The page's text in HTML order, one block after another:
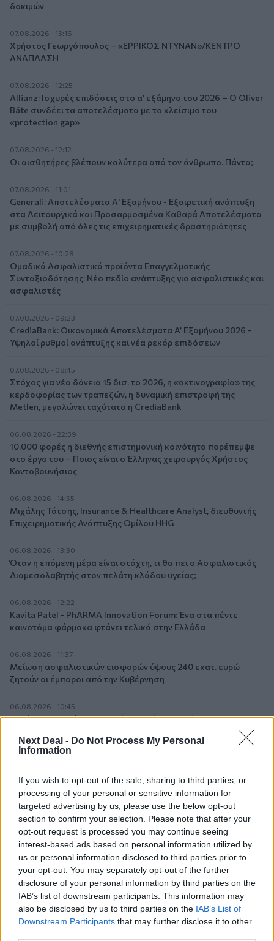
Next Deal - Do Not Process My Personal
Information
If you wish to opt-out of the sale, sharing to third parties, or
processing of your personal or sensitive information for
targeted advertising by us, please use the below opt-out
section to confirm your selection. Please note that after your
opt-out request is processed you may continue seeing
interest-based ads based on personal information utilized by
us or personal information disclosed to third parties prior to
your opt-out. You may separately opt-out of the further
disclosure of your personal information by third parties on the
IAB’s list of downstream participants. This information may
also be disclosed by us to third parties on the IAB’s List of
Downstream Participants that may further disclose it to other
δοκιμών
07.08.2026 - 13:16
Χρήστος Γεωργόπουλος – «ΕΡΡΙΚΟΣ ΝΤΥΝΑΝ»/ΚΕΝΤΡΟ
ΑΝΑΠΛΑΣΗ
07.08.2026 - 12:25
Allianz: Ισχυρές επιδόσεις στο α’ εξάμηνο του 2026 – Ο Oliver
Bäte συνδέει τα αποτελέσματα με το κλείσιμο του
«protection gap»
07.08.2026 - 12:12
Οι αισθητήρες βλέπουν καλύτερα από τον άνθρωπο. Πάντα;
07.08.2026 - 11:01
Generali: Αποτελέσματα Α' Εξαμήνου - Εξαιρετική ανάπτυξη
στα Λειτουργικά και Προσαρμοσμένα Καθαρά Αποτελέσματα
με συμβολή από όλες τις επιχειρηματικές δραστηριότητες
07.08.2026 - 10:28
Ομαδικά Ασφαλιστικά προϊόντα Επαγγελματικής
Συνταξιοδότησης: Νέο πεδίο ανάπτυξης για ασφαλιστικές και
ασφαλιστές
07.08.2026 - 09:23
CrediaBank: Οικονομικά Αποτελέσματα A’ Εξαμήνου 2026 -
Υψηλοί ρυθμοί ανάπτυξης και νέα ρεκόρ επιδόσεων
07.08.2026 - 08:45
Στόχος για νέα δάνεια 15 δισ. το 2026, η «ακτινογραφία» της
κερδοφορίας των τραπεζών, η δυναμική επιστροφή της
Metlen, μεγαλώνει ταχύτατα η CrediaBank
06.08.2026 - 22:39
10.000 φορές η διεθνής επιστημονική κοινότητα παρέπεμψε
στο έργο του – Ποιος είναι ο Έλληνας χειρουργός Χρήστος
Κοντοβουνήσιος
06.08.2026 - 14:55
Μιχάλης Τάτσης, Insurance & Healthcare Analyst, διευθυντής
Επιχειρηματικής Ανάπτυξης Ομίλου HHG
06.08.2026 - 13:30
Όταν η επόμενη μέρα είναι στάχτη, τι θα πει ο Ασφαλιστικός
Διαμεσολαβητής στον πελάτη κλάδου υγείας;
06.08.2026 - 12:22
Kavita Patel - PhARMA Innovation Forum: Ένα στα πέντε
καινοτόμα φάρμακα φτάνει τελικά στην Ελλάδα
06.08.2026 - 11:37
Μείωση ασφαλιστικών εισφορών ύψους 240 εκατ. ευρώ
ζητούν οι έμποροι από την Κυβέρνηση
06.08.2026 - 10:45
Ευρώπη: Μπορεί η κλιματική αλλαγή να οδηγήσει σε
06.08.2026 - 08:40
Η γαλλική «ψήφος» στο «καλώδιο» και τα συμφέροντα, οι
ελληνικές τράπεζες «πρωταθλήτριες» στα δάνεια, νέο deal
Βαρδινογιάννη- Εξάρχου και ο διπλασιασμός των κερδών της
ΔΕΗ
05.08.2026 - 13:37
Randy Schekman, Νομπελίστας Ιατρικής: «Σε πέντε χρόνια
μπορεί να έχουμε θεραπεία που αναστέλλει την εξέλιξη του
Πάρκινσον»
05.08.2026 - 12:33